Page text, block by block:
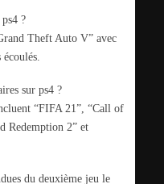
?
Theft Auto V” avec
sur ps4 ?
“FIFA 21”, “Call of
Redemption 2” et
du deuxième jeu le